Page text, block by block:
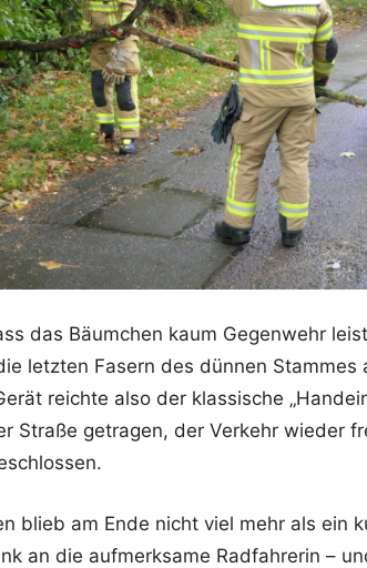
das Bäumchen kaum Gegenwehr
letzten Fasern des dünnen Stammes
reichte also der klassische
Straße getragen, der Verkehr wieder
blieb am Ende nicht viel mehr als ein
an die aufmerksame Radfahrerin –